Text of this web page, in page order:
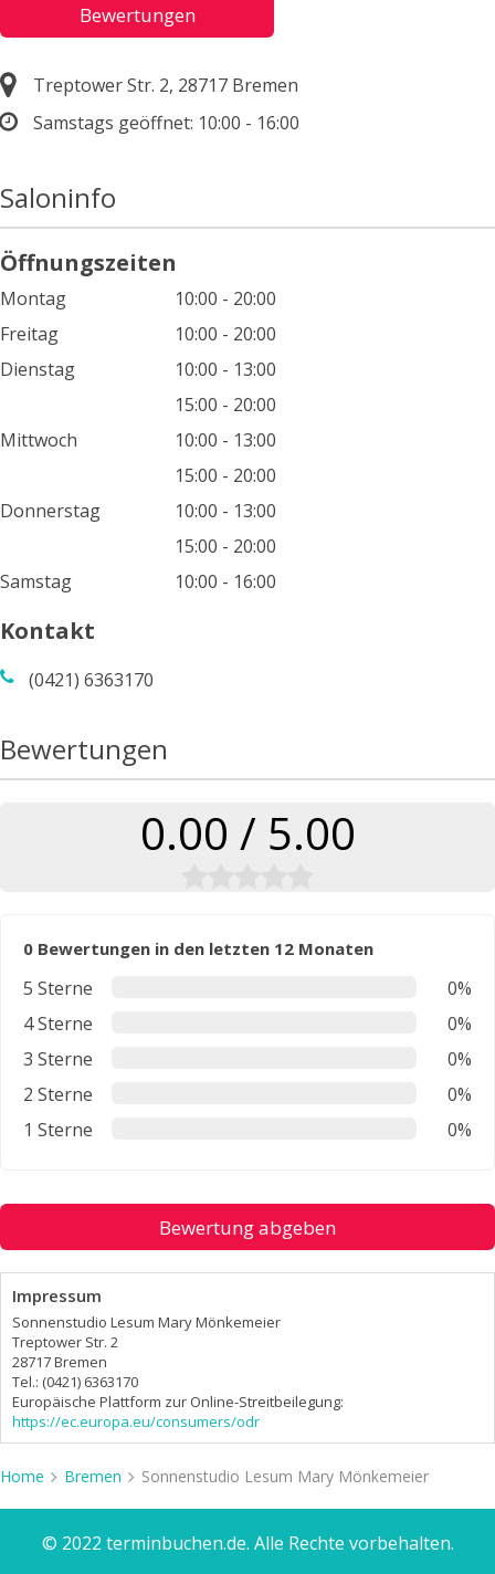
Bewertungen
Treptower Str. 2, 28717 Bremen
Samstags geöffnet: 10:00 - 16:00
Saloninfo
Öffnungszeiten
Montag
10:00 - 20:00
Freitag
10:00 - 20:00
Dienstag
10:00 - 13:00
15:00 - 20:00
Mittwoch
10:00 - 13:00
15:00 - 20:00
Donnerstag
10:00 - 13:00
15:00 - 20:00
Samstag
10:00 - 16:00
Kontakt
(0421) 6363170
Bewertungen
0.00 / 5.00
0 Bewertungen in den letzten 12 Monaten
5 Sterne
0%
4 Sterne
0%
3 Sterne
0%
2 Sterne
0%
1 Sterne
0%
Bewertung abgeben
Impressum
Sonnenstudio Lesum Mary Mönkemeier
Treptower Str. 2
28717 Bremen
Tel.: (0421) 6363170
Europäische Plattform zur Online-Streitbeilegung:
https://ec.europa.eu/consumers/odr
Home Bremen Sonnenstudio Lesum Mary Mönkemeier
© 2022 terminbuchen.de. Alle Rechte vorbehalten.